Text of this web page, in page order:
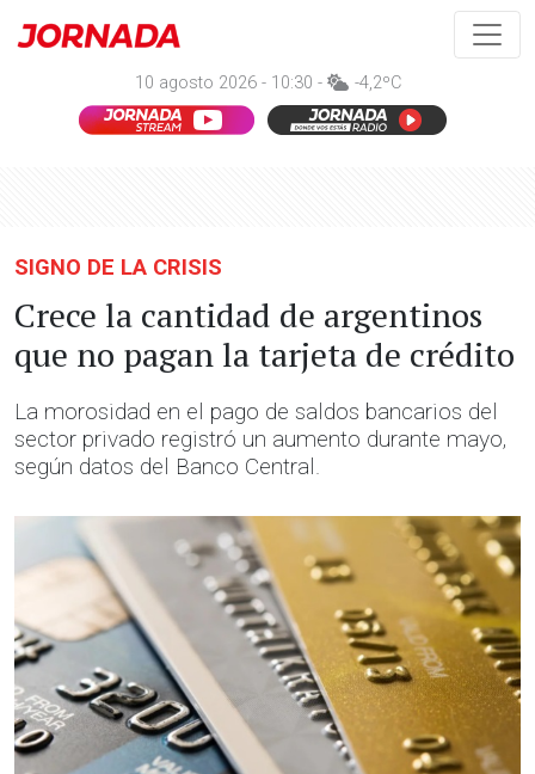
10 agosto 2026 - 10:30 - -4,2ºC
SIGNO DE LA CRISIS
Crece la cantidad de argentinos
que no pagan la tarjeta de crédito
La morosidad en el pago de saldos bancarios del
sector privado registró un aumento durante mayo,
según datos del Banco Central.